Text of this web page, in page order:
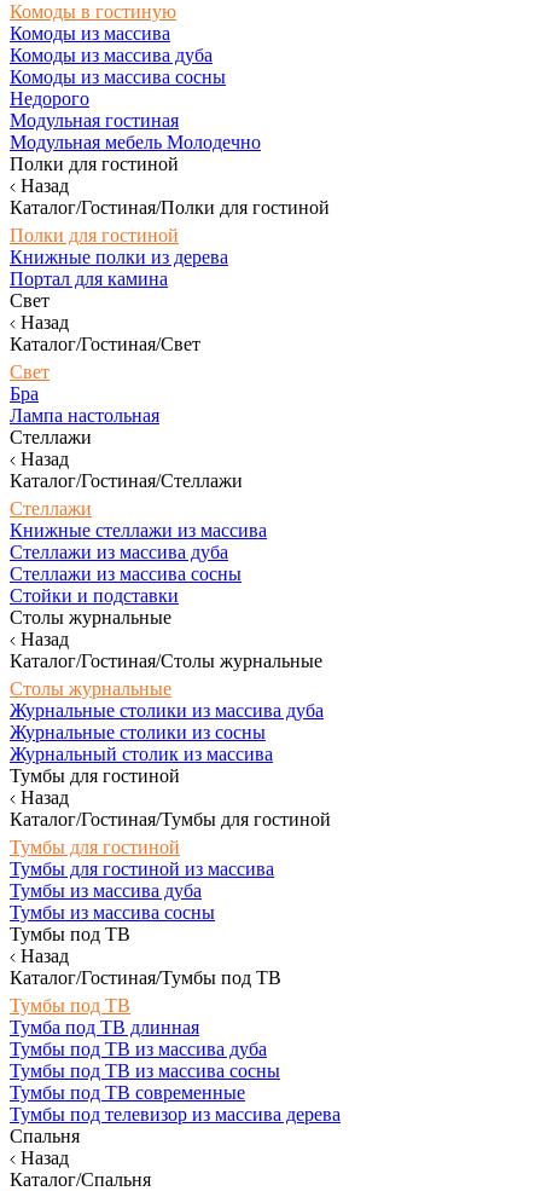
Комоды в гостиную
Комоды из массива
Комоды из массива дуба
Комоды из массива сосны
Недорого
Модульная гостиная
Модульная мебель Молодечно
Полки для гостиной
Назад
Каталог/Гостиная/Полки для гостиной
Полки для гостиной
Книжные полки из дерева
Портал для камина
Свет
Назад
Каталог/Гостиная/Свет
Свет
Бра
Лампа настольная
Стеллажи
Назад
Каталог/Гостиная/Стеллажи
Стеллажи
Книжные стеллажи из массива
Стеллажи из массива дуба
Стеллажи из массива сосны
Стойки и подставки
Столы журнальные
Назад
Каталог/Гостиная/Столы журнальные
Столы журнальные
Журнальные столики из массива дуба
Журнальные столики из сосны
Журнальный столик из массива
Тумбы для гостиной
Назад
Каталог/Гостиная/Тумбы для гостиной
Тумбы для гостиной
Тумбы для гостиной из массива
Тумбы из массива дуба
Тумбы из массива сосны
Тумбы под ТВ
Назад
Каталог/Гостиная/Тумбы под ТВ
Тумбы под ТВ
Тумба под ТВ длинная
Тумбы под ТВ из массива дуба
Тумбы под ТВ из массива сосны
Тумбы под ТВ современные
Тумбы под телевизор из массива дерева
Спальня
Назад
Каталог/Спальня